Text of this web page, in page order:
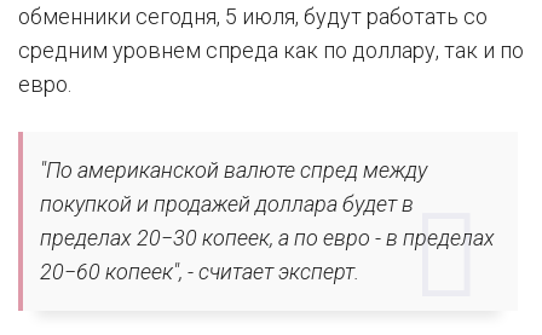
обменники сегодня, 5 июля, будут работать со
средним уровнем спреда как по доллару, так и по
евро.
"По американской валюте спред между
покупкой и продажей доллара будет в
пределах 20−30 копеек, а по евро - в пределах
20−60 копеек", - считает эксперт.